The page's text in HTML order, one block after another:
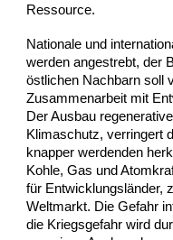
Ressource.
Nationale und
werden angestrebt, der
östlichen Nachbarn soll
Zusammenarbeit mit
Der Ausbau
Klimaschutz, verringert
knapper werdenden
Kohle, Gas und
für Entwicklungsländer,
Weltmarkt. Die Gefahr
die Kriegsgefahr wird